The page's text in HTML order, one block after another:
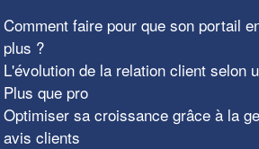
Comment faire pour que son portail
plus ?
L'évolution de la relation client selon
Plus que pro
Optimiser sa croissance grâce à la
avis clients